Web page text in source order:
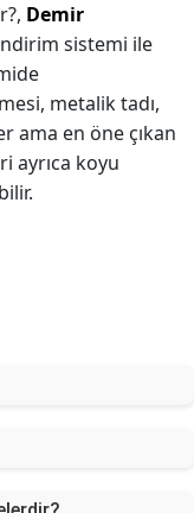
Demir
sistemi ile
metalik tadı,
ama en öne çıkan
ayrıca koyu